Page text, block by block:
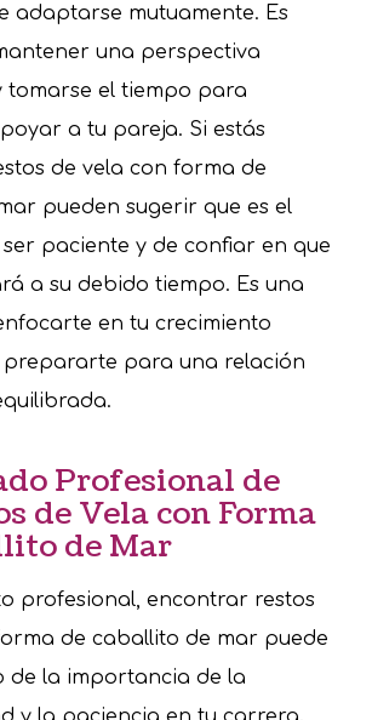
adaptarse mutuamente. Es
una perspectiva
tomarse el tiempo para
a tu pareja. Si estás
de vela con forma de
pueden sugerir que es el
paciente y de confiar en que
a su debido tiempo. Es una
en tu crecimiento
prepararte para una relación
Profesional de
de Vela con Forma
de Mar
profesional, encontrar restos
de caballito de mar puede
de la importancia de la